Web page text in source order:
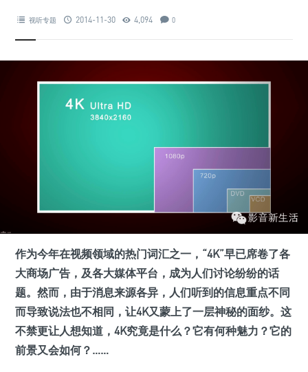
视听专题 2014-11-30 4,094 0
作为今年在视频领域的热门词汇之一，“4K”早已席卷了各
大商场广告，及各大媒体平台，成为人们讨论纷纷的话
题。然而，由于消息来源各异，人们听到的信息重点不同
而导致说法也不相同，让4K又蒙上了一层神秘的面纱。这
不禁更让人想知道，4K究竟是什么？它有何种魅力？它的
前景又会如何？……